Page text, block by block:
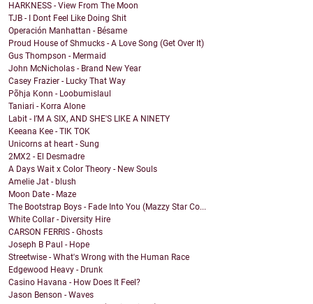
HARKNESS - View From The Moon
TJB - I Dont Feel Like Doing Shit
Operación Manhattan - Bésame
Proud House of Shmucks - A Love Song (Get Over It)
Gus Thompson - Mermaid
John McNicholas - Brand New Year
Casey Frazier - Lucky That Way
Põhja Konn - Loobumislaul
Taniari - Korra Alone
Labit - I’M A SIX, AND SHE'S LIKE A NINETY
Keeana Kee - TIK TOK
Unicorns at heart - Sung
2MX2 - El Desmadre
A Days Wait x Color Theory - New Souls
Amelie Jat - blush
Moon Date - Maze
The Bootstrap Boys - Fade Into You (Mazzy Star Co...
White Collar - Diversity Hire
CARSON FERRIS - Ghosts
Joseph B Paul - Hope
Streetwise - What's Wrong with the Human Race
Edgewood Heavy - Drunk
Casino Havana - How Does It Feel?
Jason Benson - Waves